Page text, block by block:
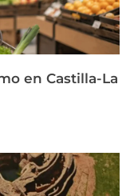
en Castilla-La